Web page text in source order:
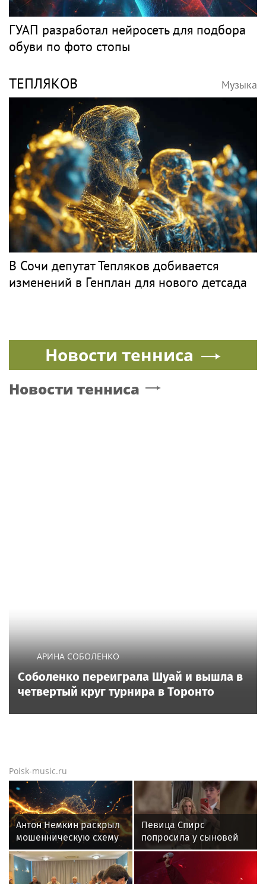
ГУАП разработал нейросеть для подбора
обуви по фото стопы
ТЕПЛЯКОВ Музыка
В Сочи депутат Тепляков добивается
изменений в Генплан для нового детсада
Новости тенниса
Новости тенниса
АРИНА СОБОЛЕНКО
Соболенко переиграла Шуай и вышла в
четвертый круг турнира в Торонто
Poisk-music.ru
Антон Немкин раскрыл
мошенническую схему
с фейковыми сайтами
ЦБ
Певица Спирс
попросила у сыновей
прощения за ошибки
прошлого